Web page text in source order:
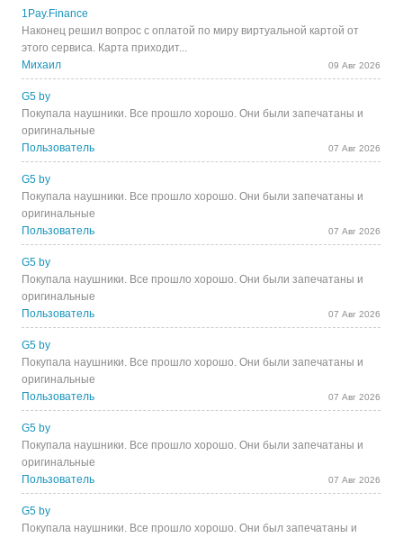
1Pay.Finance
Наконец решил вопрос с оплатой по миру виртуальной картой от
этого сервиса. Карта приходит...
Михаил
09 Авг 2026
G5 by
Покупала наушники. Все прошло хорошо. Они были запечатаны и
оригинальные
Пользователь
07 Авг 2026
G5 by
Покупала наушники. Все прошло хорошо. Они были запечатаны и
оригинальные
Пользователь
07 Авг 2026
G5 by
Покупала наушники. Все прошло хорошо. Они были запечатаны и
оригинальные
Пользователь
07 Авг 2026
G5 by
Покупала наушники. Все прошло хорошо. Они были запечатаны и
оригинальные
Пользователь
07 Авг 2026
G5 by
Покупала наушники. Все прошло хорошо. Они были запечатаны и
оригинальные
Пользователь
07 Авг 2026
G5 by
Покупала наушники. Все прошло хорошо. Они был запечатаны и